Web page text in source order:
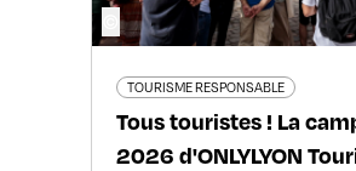
TOURISME RESPONSABLE
Tous touristes ! La
2026 d'ONLYLYON